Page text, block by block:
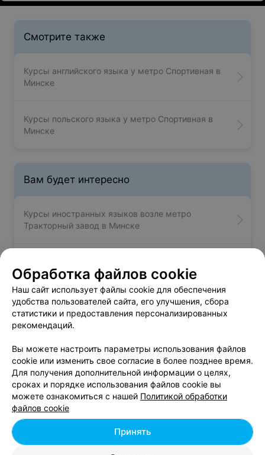
Смотрите также
Курсы английского языка у метро Спортивная в
Минске
Курсы польского языка у метро Спортивная в
Минске
Вам будет интересно
Курсы иностранных языков возле метро
Тракторный завод в Минске
в Минске
Курсы иностранных языков возле метро
Фрунзенская в Минске
Добавить компанию
Добавить специалиста
Обработка файлов cookie
Наш сайт использует файлы cookie для обеспечения
удобства пользователей сайта, его улучшения, сбора
статистики и предоставления персонализированных
рекомендаций.
Вы можете настроить параметры использования файлов
cookie или изменить свое согласие в более позднее время.
Для получения дополнительной информации о целях,
сроках и порядке использования файлов cookie вы
можете ознакомиться с нашей Политикой обработки
файлов cookie
Принять